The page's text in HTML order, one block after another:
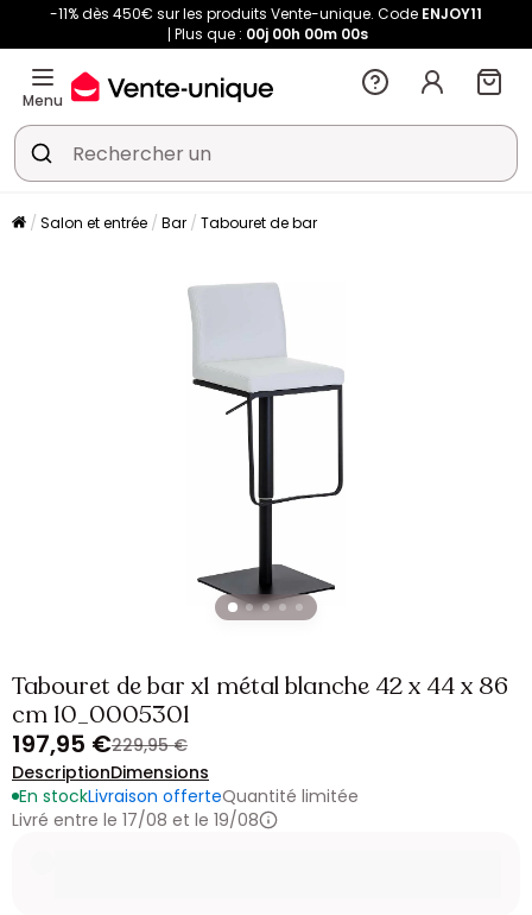
-11% dès 450€ sur les produits Vente-unique. Code ENJOY11
Plus que : 00j 00h 00m 00s
Menu
Salon et entrée Bar Tabouret de bar
Tabouret de bar x1 métal blanche 42 x 44 x 86
cm 10_0005301
197,95 €229,95 €
DescriptionDimensions
En stockLivraison offerteQuantité limitée
Livré entre le 17/08 et le 19/08